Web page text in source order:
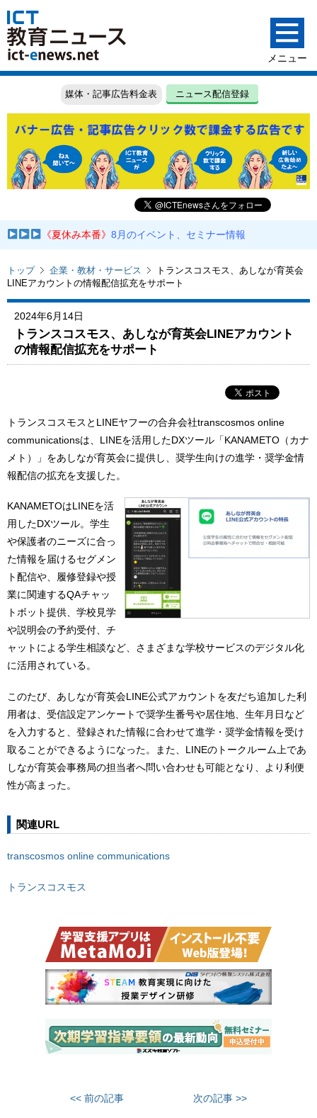
媒体・記事広告料金表 ニュース配信登録
《夏休み本番》8月のイベント、セミナー情報
トップ 企業・教材・サービス
トランスコスモス、あしなが育英会
LINEアカウントの情報配信拡充をサポート
2024年6月14日
トランスコスモス、あしなが育英会LINEアカウント
の情報配信拡充をサポート
トランスコスモスとLINEヤフーの合弁会社transcosmos online
communicationsは、LINEを活用したDXツール「KANAMETO（カナ
メト）」をあしなが育英会に提供し、奨学生向けの進学・奨学金情
報配信の拡充を支援した。
KANAMETOはLINEを活
用したDXツール。学生
や保護者のニーズに合っ
た情報を届けるセグメン
ト配信や、履修登録や授
業に関連するQAチャッ
トボット提供、学校見学
や説明会の予約受付、チ
ャットによる学生相談など、さまざまな学校サービスのデジタル化
に活用されている。
このたび、あしなが育英会LINE公式アカウントを友だち追加した利
用者は、受信設定アンケートで奨学生番号や居住地、生年月日など
を入力すると、登録された情報に合わせて進学・奨学金情報を受け
取ることができるようになった。また、LINEのトークルーム上であ
しなが育英会事務局の担当者へ問い合わせも可能となり、より利便
性が高まった。
関連URL
transcosmos online communications
トランスコスモス
<< 前の記事 次の記事 >>